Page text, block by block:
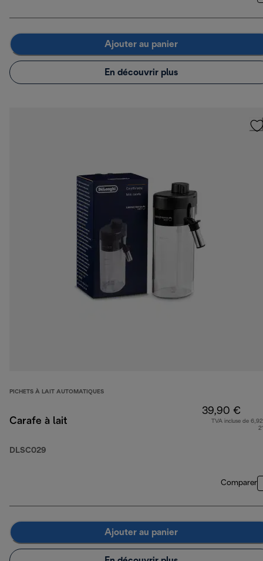
Ajouter au panier
En découvrir plus
PICHETS À LAIT AUTOMATIQUES
Carafe à lait
DLSC029
39,90 €
TVA incluse de
Comparer
Ajouter au panier